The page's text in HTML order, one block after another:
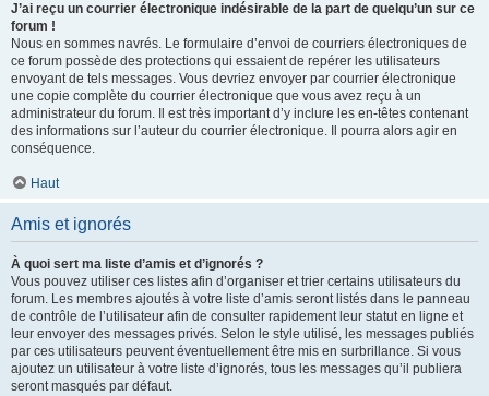
J’ai reçu un courrier électronique indésirable de la part de quelqu’un sur ce
forum !
Nous en sommes navrés. Le formulaire d’envoi de courriers électroniques de
ce forum possède des protections qui essaient de repérer les utilisateurs
envoyant de tels messages. Vous devriez envoyer par courrier électronique
une copie complète du courrier électronique que vous avez reçu à un
administrateur du forum. Il est très important d’y inclure les en-têtes contenant
des informations sur l’auteur du courrier électronique. Il pourra alors agir en
conséquence.
Haut
Amis et ignorés
À quoi sert ma liste d’amis et d’ignorés ?
Vous pouvez utiliser ces listes afin d’organiser et trier certains utilisateurs du
forum. Les membres ajoutés à votre liste d’amis seront listés dans le panneau
de contrôle de l’utilisateur afin de consulter rapidement leur statut en ligne et
leur envoyer des messages privés. Selon le style utilisé, les messages publiés
par ces utilisateurs peuvent éventuellement être mis en surbrillance. Si vous
ajoutez un utilisateur à votre liste d’ignorés, tous les messages qu’il publiera
seront masqués par défaut.